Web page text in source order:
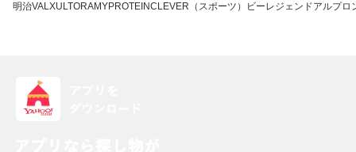
明治VALXULTORAMYPROTEINCLEVER（スポーツ） ビーレジェンドアルプロ